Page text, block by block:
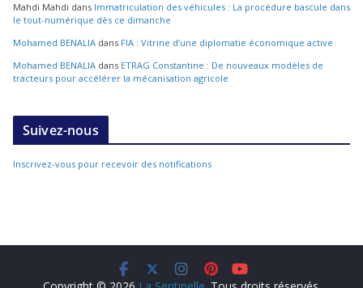
Mahdi Mahdi dans Immatriculation des véhicules : La procédure bascule dans
le tout-numérique dès ce dimanche
Mohamed BENALIA dans FIA : Vitrine d’une diplomatie économique active
Mohamed BENALIA dans ETRAG Constantine : De nouveaux modèles de
tracteurs pour accélérer la mécanisation agricole
Suivez-nous
Inscrivez-vous pour recevoir des notifications